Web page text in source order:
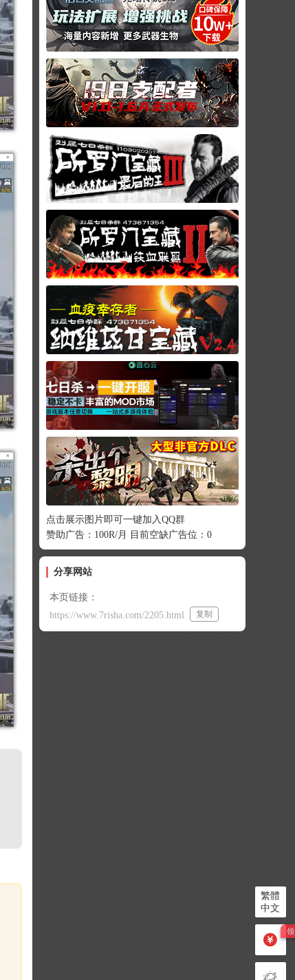
点击展示图片即可一键加入QQ群
赞助广告：100R/月 目前空缺广告位：0
分享网站
本页链接：
https://www.7risha.com/2205.html
复制
繁體
中文